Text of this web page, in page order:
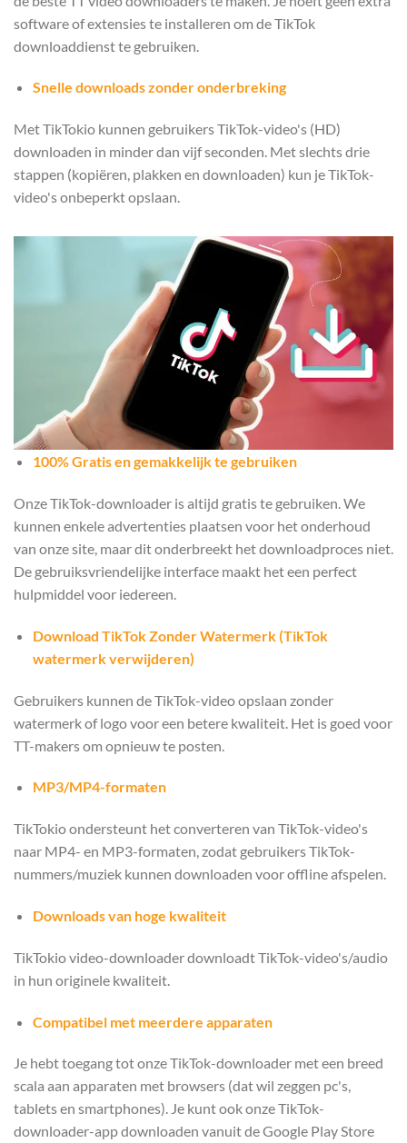
software of extensies te installeren om de TikTok
downloaddienst te gebruiken.
Snelle downloads zonder onderbreking
Met TikTokio kunnen gebruikers TikTok-video's (HD)
downloaden in minder dan vijf seconden. Met slechts drie
stappen (kopiëren, plakken en downloaden) kun je TikTok-
video's onbeperkt opslaan.
100% Gratis en gemakkelijk te gebruiken
Onze TikTok-downloader is altijd gratis te gebruiken. We
kunnen enkele advertenties plaatsen voor het onderhoud
van onze site, maar dit onderbreekt het downloadproces niet.
De gebruiksvriendelijke interface maakt het een perfect
hulpmiddel voor iedereen.
Download TikTok Zonder Watermerk (TikTok
watermerk verwijderen)
Gebruikers kunnen de TikTok-video opslaan zonder
watermerk of logo voor een betere kwaliteit. Het is goed voor
TT-makers om opnieuw te posten.
MP3/MP4-formaten
TikTokio ondersteunt het converteren van TikTok-video's
naar MP4- en MP3-formaten, zodat gebruikers TikTok-
nummers/muziek kunnen downloaden voor offline afspelen.
Downloads van hoge kwaliteit
TikTokio video-downloader downloadt TikTok-video's/audio
in hun originele kwaliteit.
Compatibel met meerdere apparaten
Je hebt toegang tot onze TikTok-downloader met een breed
scala aan apparaten met browsers (dat wil zeggen pc's,
tablets en smartphones). Je kunt ook onze TikTok-
downloader-app downloaden vanuit de Google Play Store